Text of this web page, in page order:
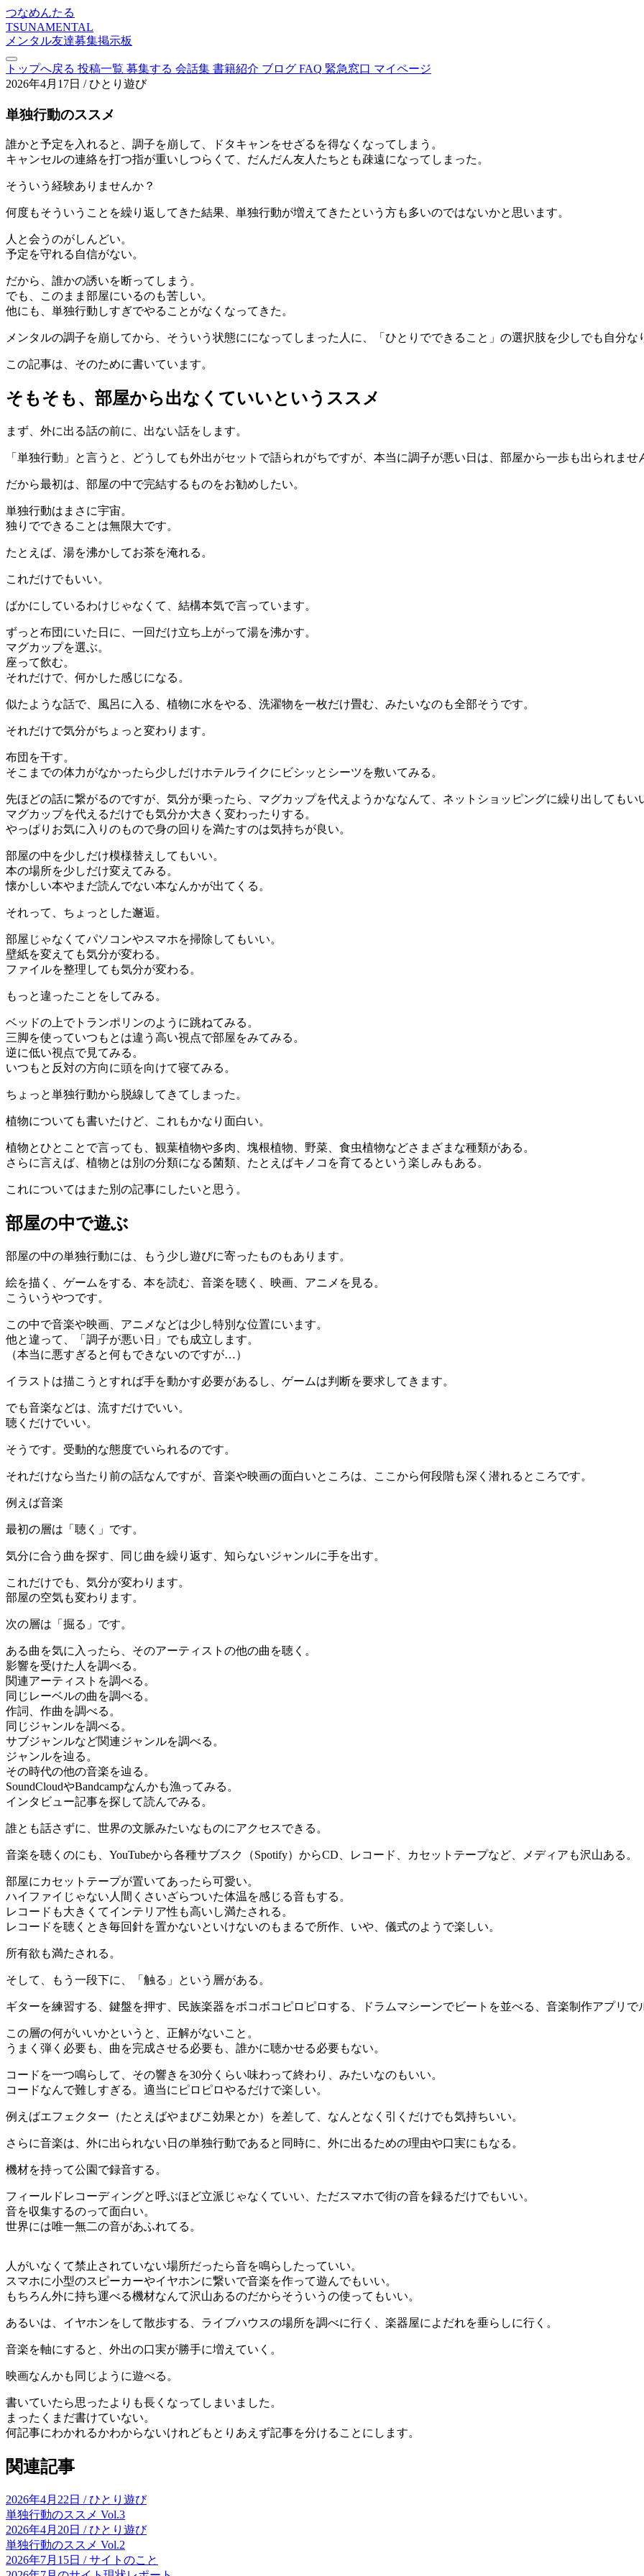
つなめんたる
TSUNAMENTAL
メンタル友達募集掲示板
トップへ戻る 投稿一覧 募集する 会話集 書籍紹介 ブログ FAQ 緊急窓口 マイページ
2026年4月17日 / ひとり遊び
単独行動のススメ
誰かと予定を入れると、調子を崩して、ドタキャンをせざるを得なくなってしまう。
キャンセルの連絡を打つ指が重いしつらくて、だんだん友人たちとも疎遠になってしまった。
そういう経験ありませんか？
何度もそういうことを繰り返してきた結果、単独行動が増えてきたという方も多いのではないかと思います。
人と会うのがしんどい。
予定を守れる自信がない。
だから、誰かの誘いを断ってしまう。
でも、このまま部屋にいるのも苦しい。
他にも、単独行動しすぎでやることがなくなってきた。
メンタルの調子を崩してから、そういう状態にになってしまった人に、「ひとりでできること」の選択肢を少しでも自分な
この記事は、そのために書いています。
そもそも、部屋から出なくていいというススメ
まず、外に出る話の前に、出ない話をします。
「単独行動」と言うと、どうしても外出がセットで語られがちですが、本当に調子が悪い日は、部屋から一歩も出られま
だから最初は、部屋の中で完結するものをお勧めしたい。
単独行動はまさに宇宙。
独りでできることは無限大です。
たとえば、湯を沸かしてお茶を淹れる。
これだけでもいい。
ばかにしているわけじゃなくて、結構本気で言っています。
ずっと布団にいた日に、一回だけ立ち上がって湯を沸かす。
マグカップを選ぶ。
座って飲む。
それだけで、何かした感じになる。
似たような話で、風呂に入る、植物に水をやる、洗濯物を一枚だけ畳む、みたいなのも全部そうです。
それだけで気分がちょっと変わります。
布団を干す。
そこまでの体力がなかったら少しだけホテルライクにビシッとシーツを敷いてみる。
先ほどの話に繋がるのですが、気分が乗ったら、マグカップを代えようかななんて、ネットショッピングに繰り出してもい
マグカップを代えるだけでも気分か大きく変わったりする。
やっぱりお気に入りのもので身の回りを満たすのは気持ちが良い。
部屋の中を少しだけ模様替えしてもいい。
本の場所を少しだけ変えてみる。
懐かしい本やまだ読んでない本なんかが出てくる。
それって、ちょっとした邂逅。
部屋じゃなくてパソコンやスマホを掃除してもいい。
壁紙を変えても気分が変わる。
ファイルを整理しても気分が変わる。
もっと違ったことをしてみる。
ベッドの上でトランポリンのように跳ねてみる。
三脚を使っていつもとは違う高い視点で部屋をみてみる。
逆に低い視点で見てみる。
いつもと反対の方向に頭を向けて寝てみる。
ちょっと単独行動から脱線してきてしまった。
植物についても書いたけど、これもかなり面白い。
植物とひとことで言っても、観葉植物や多肉、塊根植物、野菜、食虫植物などさまざまな種類がある。
さらに言えば、植物とは別の分類になる菌類、たとえばキノコを育てるという楽しみもある。
これについてはまた別の記事にしたいと思う。
部屋の中で遊ぶ
部屋の中の単独行動には、もう少し遊びに寄ったものもあります。
絵を描く、ゲームをする、本を読む、音楽を聴く、映画、アニメを見る。
こういうやつです。
この中で音楽や映画、アニメなどは少し特別な位置にいます。
他と違って、「調子が悪い日」でも成立します。
（本当に悪すぎると何もできないのですが…）
イラストは描こうとすれば手を動かす必要があるし、ゲームは判断を要求してきます。
でも音楽などは、流すだけでいい。
聴くだけでいい。
そうです。受動的な態度でいられるのです。
それだけなら当たり前の話なんですが、音楽や映画の面白いところは、ここから何段階も深く潜れるところです。
例えば音楽
最初の層は「聴く」です。
気分に合う曲を探す、同じ曲を繰り返す、知らないジャンルに手を出す。
これだけでも、気分が変わります。
部屋の空気も変わります。
次の層は「掘る」です。
ある曲を気に入ったら、そのアーティストの他の曲を聴く。
影響を受けた人を調べる。
関連アーティストを調べる。
同じレーベルの曲を調べる。
作詞、作曲を調べる。
同じジャンルを調べる。
サブジャンルなど関連ジャンルを調べる。
ジャンルを辿る。
その時代の他の音楽を辿る。
SoundCloudやBandcampなんかも漁ってみる。
インタビュー記事を探して読んでみる。
誰とも話さずに、世界の文脈みたいなものにアクセスできる。
音楽を聴くのにも、YouTubeから各種サブスク（Spotify）からCD、レコード、カセットテープなど、メディアも沢山ある。
部屋にカセットテープが置いてあったら可愛い。
ハイファイじゃない人間くさいざらついた体温を感じる音もする。
レコードも大きくてインテリア性も高いし満たされる。
レコードを聴くとき毎回針を置かないといけないのもまるで所作、いや、儀式のようで楽しい。
所有欲も満たされる。
そして、もう一段下に、「触る」という層がある。
ギターを練習する、鍵盤を押す、民族楽器をボコボコピロピロする、ドラムマシーンでビートを並べる、音楽制作アプリで
この層の何がいいかというと、正解がないこと。
うまく弾く必要も、曲を完成させる必要も、誰かに聴かせる必要もない。
コードを一つ鳴らして、その響きを30分くらい味わって終わり、みたいなのもいい。
コードなんで難しすぎる。適当にピロピロやるだけで楽しい。
例えばエフェクター（たとえばやまびこ効果とか）を差して、なんとなく引くだけでも気持ちいい。
さらに音楽は、外に出られない日の単独行動であると同時に、外に出るための理由や口実にもなる。
機材を持って公園で録音する。
フィールドレコーディングと呼ぶほど立派じゃなくていい、ただスマホで街の音を録るだけでもいい。
音を収集するのって面白い。
世界には唯一無二の音があふれてる。
人がいなくて禁止されていない場所だったら音を鳴らしたっていい。
スマホに小型のスピーカーやイヤホンに繋いで音楽を作って遊んでもいい。
もちろん外に持ち運べる機材なんて沢山あるのだからそういうの使ってもいい。
あるいは、イヤホンをして散歩する、ライブハウスの場所を調べに行く、楽器屋によだれを垂らしに行く。
音楽を軸にすると、外出の口実が勝手に増えていく。
映画なんかも同じように遊べる。
書いていたら思ったよりも長くなってしまいました。
まったくまだ書けていない。
何記事にわかれるかわからないけれどもとりあえず記事を分けることにします。
関連記事
2026年4月22日 /ひとり遊び
単独行動のススメ Vol.3
2026年4月20日 /ひとり遊び
単独行動のススメ Vol.2
2026年7月15日 /サイトのこと